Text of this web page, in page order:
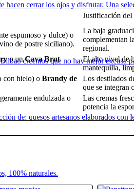
hacen cerrar los ojos y disfrutar. Una
creemos que no hay mejor excusa
de: quesos artesanos elaborados
100% naturales.
Justificación
espumoso y dulce) o
de postre siciliano).
La baja
complementan
regional.
o unCava Brut
El alto nivel de
mantequilla,
con hielo) o Brandy de
Los destilados
que se integran
endulzada o
Las cremas
potencia la